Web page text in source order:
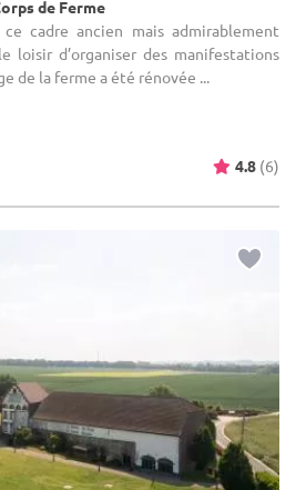
de Ferme
cadre ancien mais admirablement
loisir d’organiser des manifestations
de la ferme a été rénovée ...
4.8 (6)